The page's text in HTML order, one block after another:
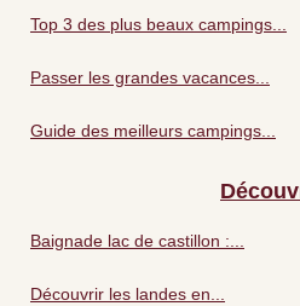
Top 3 des plus beaux campings...
Passer les grandes vacances...
Guide des meilleurs campings...
Baignade lac de castillon :...
Découvrir les landes en...